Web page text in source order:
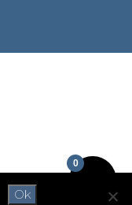
0
Ok